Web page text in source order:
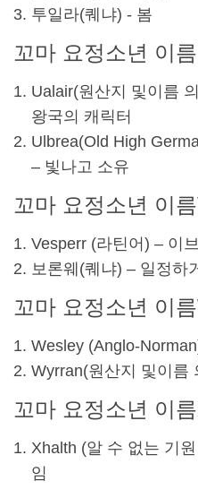
투일라(퀘냐) - 봄
꼬마 요정소년 이름
Ualair(원산지 및이름 의
왕국의 캐릭터
Ulbrea(Old High
– 빛나고 소유
꼬마 요정소년 이름
Vesperr (라틴어) – 이
보론웨(퀘냐) – 일정하
꼬마 요정소년 이름
Wesley (Anglo-
Wyrran(원산지 및이름
꼬마 요정소년 이름
Xhalth (알 수 없는 기원
임